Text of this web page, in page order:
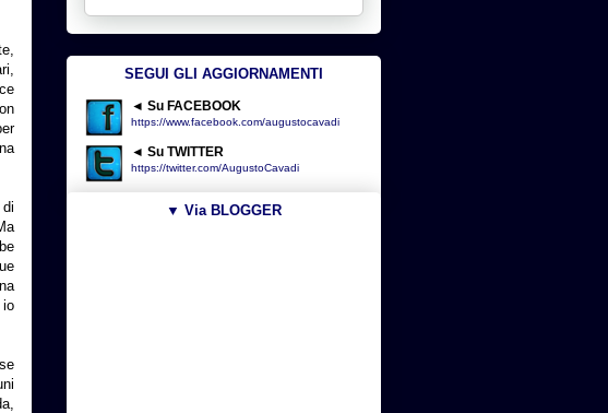
io
SEGUI GLI AGGIORNAMENTI
◄ Su FACEBOOK
https://www.facebook.com/augustocavadi
◄ Su TWITTER
https://twitter.com/AugustoCavadi
▼ Via BLOGGER